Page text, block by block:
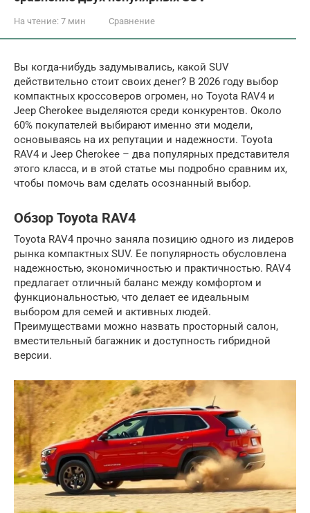
На чтение: 7 мин Сравнение
Вы когда-нибудь задумывались, какой SUV
действительно стоит своих денег? В 2026 году выбор
компактных кроссоверов огромен, но Toyota RAV4 и
Jeep Cherokee выделяются среди конкурентов. Около
60% покупателей выбирают именно эти модели,
основываясь на их репутации и надежности. Toyota
RAV4 и Jeep Cherokee – два популярных представителя
этого класса, и в этой статье мы подробно сравним их,
чтобы помочь вам сделать осознанный выбор.
Обзор Toyota RAV4
Toyota RAV4 прочно заняла позицию одного из лидеров
рынка компактных SUV. Ее популярность обусловлена
надежностью, экономичностью и практичностью. RAV4
предлагает отличный баланс между комфортом и
функциональностью, что делает ее идеальным
выбором для семей и активных людей.
Преимуществами можно назвать просторный салон,
вместительный багажник и доступность гибридной
версии.